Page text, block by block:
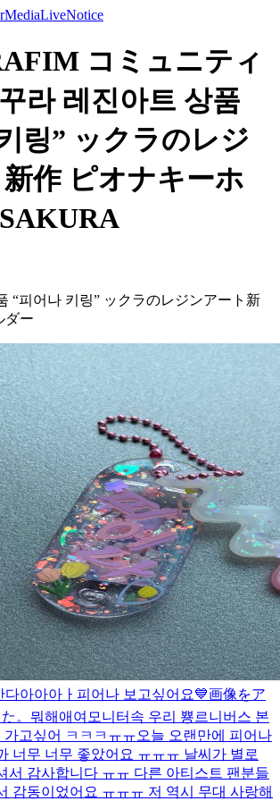
MediaLiveNotice
コミュニティ
라 레진아트 상품
링” ックラのレジ
作 ピオナキーホ
“피어나 키링” ックラのレジンアート新
ダー
아아아ㅏ 피어나 보고싶어요💙画像をア
。 뭐해애여 모니터속 우리 뿅르니버스 본
가고싶어 ㅋㅋㅋㅠㅠ오늘 오랜만에 피어나
너무 너무 좋았어요 ㅠㅠㅠ 날씨가 별로
서 감사합니다 ㅠㅠ 다른 아티스트 팬분들
감동이었어요 ㅠㅠㅠ 저 역시 무대 사랑해